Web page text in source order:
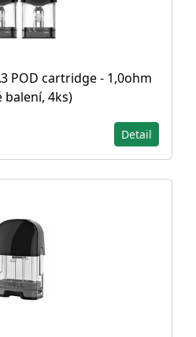
POD cartridge - 1,0ohm
balení, 4ks)
Detail